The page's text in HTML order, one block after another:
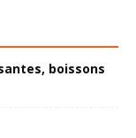
boissons